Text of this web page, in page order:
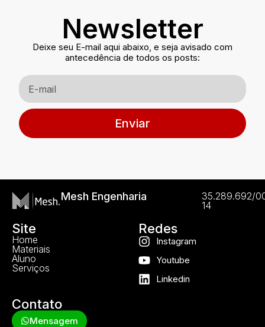
Newsletter
Deixe seu E-mail aqui abaixo, e seja avisado com
antecedência de todos os posts:
Enviar
Mesh Engenharia
35.289.692/
14
Site
Home
Materiais
Aluno
Serviços
Redes
Instagram
Youtube
Linkedin
Contato
Mensagem